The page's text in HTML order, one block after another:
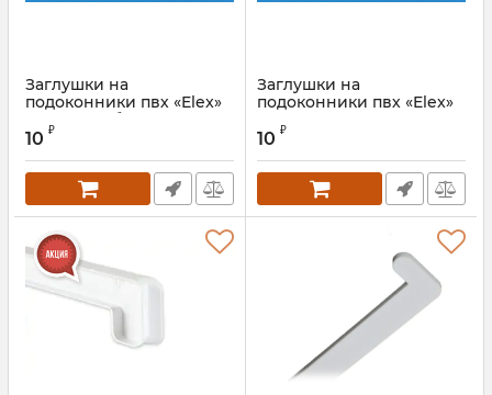
Заглушки на
подоконники пвх «Elex»
тёмный дуб
10 ₽
Заглушки на
подоконники пвх «Elex»
10 ₽